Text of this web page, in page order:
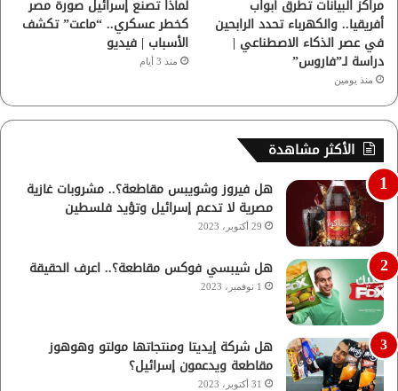
مراكز البيانات تطرق أبواب
أفريقيا.. والكهرباء تحدد الرابحين
في عصر الذكاء الاصطناعي |
دراسة لـ”فاروس”
منذ يومين
لماذا تصنع إسرائيل صورة مصر
كخطر عسكري.. “ماعت” تكشف
الأسباب | فيديو
منذ 3 أيام
الأكثر مشاهدة
هل فيروز وشويبس مقاطعة؟.. مشروبات غازية
مصرية لا تدعم إسرائيل وتؤيد فلسطين
29 أكتوبر، 2023
هل شيبسي فوكس مقاطعة؟.. اعرف الحقيقة
1 نوفمبر، 2023
هل شركة إيديتا ومنتجاتها مولتو وهوهوز
مقاطعة ويدعمون إسرائيل؟
31 أكتوبر، 2023